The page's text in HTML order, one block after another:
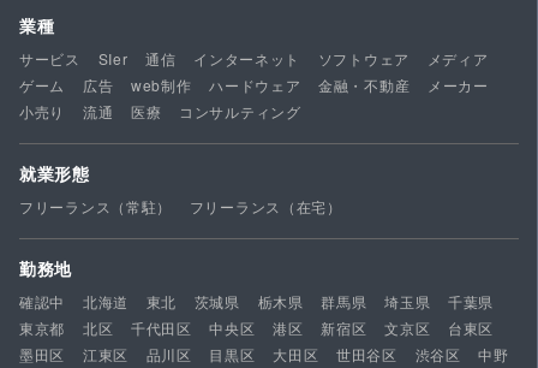
業種
サービス SIer 通信 インターネット ソフトウェア
メディア
ゲーム
広告 web制作 ハードウェア 金融・不動産
メーカー
小売り
流通 医療 コンサルティング
就業形態
フリーランス（常駐） フリーランス（在宅）
勤務地
確認中 北海道 東北 茨城県 栃木県 群馬県 埼玉県
千葉県
東京都
北区 千代田区 中央区 港区 新宿区 文京区
台東区
墨田区
江東区 品川区 目黒区 大田区 世田谷区 渋谷区
中野